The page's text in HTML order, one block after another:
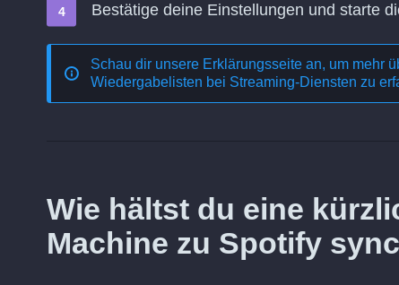
Bestätige deine Einstellungen und starte
Schau dir unsere Erklärungsseite an, um mehr
Wiedergabelisten bei Streaming-Diensten zu
Wie hältst du eine
Machine zu Spotify